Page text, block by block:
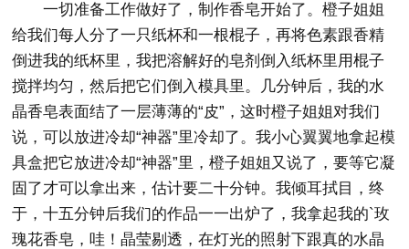
一切准备工作做好了，制作香皂开始了。橙子姐姐
给我们每人分了一只纸杯和一根棍子，再将色素跟香精
倒进我的纸杯里，我把溶解好的皂剂倒入纸杯里用棍子
搅拌均匀，然后把它们倒入模具里。几分钟后，我的水
晶香皂表面结了一层薄薄的“皮”，这时橙子姐姐对我们
说，可以放进冷却“神器”里冷却了。我小心翼翼地拿起模
具盒把它放进冷却“神器”里，橙子姐姐又说了，要等它凝
固了才可以拿出来，估计要二十分钟。我倾耳拭目，终
于，十五分钟后我们的作品一一出炉了，我拿起我的`玫
瑰花香皂，哇！晶莹剔透，在灯光的照射下跟真的水晶